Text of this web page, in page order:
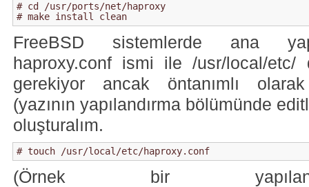
# cd /usr/ports/net/haproxy
# make install clean
FreeBSD sistemlerde ana
haproxy.conf ismi ile /usr/local/etc/
gerekiyor ancak öntanımlı
(yazının yapılandırma bölümünde
oluşturalım.
# touch /usr/local/etc/haproxy.conf
(Örnek bir